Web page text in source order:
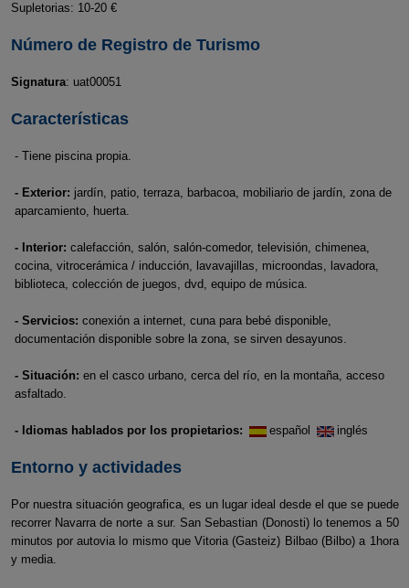
Supletorias: 10-20 €
Número de Registro de Turismo
Signatura: uat00051
Características
- Tiene piscina propia.
- Exterior: jardín, patio, terraza, barbacoa, mobiliario de jardín, zona de
aparcamiento, huerta.
- Interior: calefacción, salón, salón-comedor, televisión, chimenea,
cocina, vitrocerámica / inducción, lavavajillas, microondas, lavadora,
biblioteca, colección de juegos, dvd, equipo de música.
- Servicios: conexión a internet, cuna para bebé disponible,
documentación disponible sobre la zona, se sirven desayunos.
- Situación: en el casco urbano, cerca del río, en la montaña, acceso
asfaltado.
- Idiomas hablados por los propietarios: español inglés
Entorno y actividades
Por nuestra situación geografica, es un lugar ideal desde el que se puede
recorrer Navarra de norte a sur. San Sebastian (Donosti) lo tenemos a 50
minutos por autovia lo mismo que Vitoria (Gasteiz) Bilbao (Bilbo) a 1hora
y media.